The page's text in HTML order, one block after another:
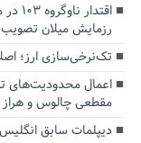
رزمایش میلان
تک‌نرخی‌سازی ارز؛
اعمال محدودیت‌های
مقطعی چالوس و هراز
دیپلمات سابق